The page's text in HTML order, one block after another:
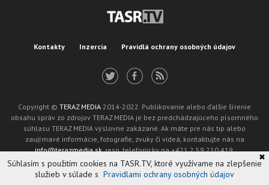
Kontakty Inzercia Pravidlá ochrany osobných údajov
Copyright © TERAZ MEDIA 2014-2022. Publikovanie alebo ďalšie šírenie
obsahu správ zo zdrojov TERAZ MEDIA je bez predchádzajúceho písomného
súhlasu TERAZ MEDIA výslovne zakázané. Ak máte pre nás tip alebo
zaujímavé informácie, fotografie, zvuky či videá, kontaktujte nás na
info@terazmedia.sk, resp. telefonicky na +421 2 59 210 419.
Žiadosť o zverejnenie opravy v zmysle zákona o publikáciách je možné zaslať
na adresu oprava@tasr.sk.
Súhlasím s použitím cookies na TASR.TV, ktoré využívame na zlepšenie
služieb v súlade s Pravidlami ochrany osobných údajov
✖